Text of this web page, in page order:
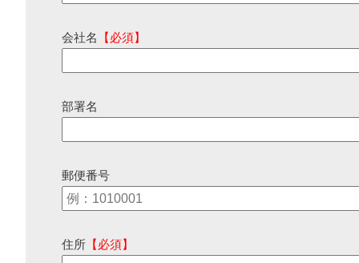
会社名 【必須】
部署名
郵便番号
住所 【必須】